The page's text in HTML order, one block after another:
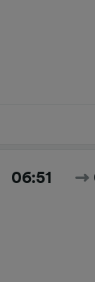
06:51